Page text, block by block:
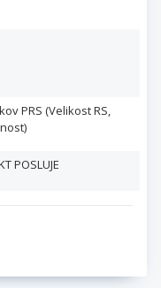
PRS (Velikost RS,
POSLUJE